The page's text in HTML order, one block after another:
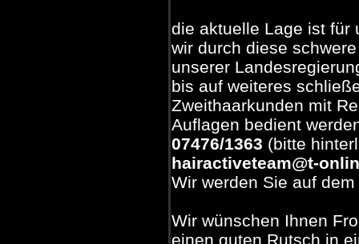
die aktuelle Lage ist für
wir durch diese
unserer
bis auf weiteres
Zweithaarkunden mit
Auflagen bedient
07476/1363 (bitte
hairactiveteam@t-
Wir werden Sie auf
Wir wünschen Ihnen
einen guten Rutsch in